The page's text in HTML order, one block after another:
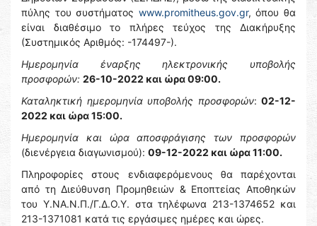
πύλης του συστήματος www.promitheus.gov.gr, όπου θα
είναι διαθέσιμο το πλήρες τεύχος της Διακήρυξης
(Συστημικός Αριθμός: -174497-).
Ημερομηνία έναρξης ηλεκτρονικής υποβολής
προσφορών: 26-10-2022 και ώρα 09:00.
Καταληκτική ημερομηνία υποβολής προσφορών: 02-12-
2022 και ώρα 15:00.
Ημερομηνία και ώρα αποσφράγισης των προσφορών
(διενέργεια διαγωνισμού): 09-12-2022 και ώρα 11:00.
Πληροφορίες στους ενδιαφερόμενους θα παρέχονται
από τη Διεύθυνση Προμηθειών & Εποπτείας Αποθηκών
του Υ.ΝΑ.Ν.Π./Γ.Δ.Ο.Υ. στα τηλέφωνα 213-1374652 και
213-1371081 κατά τις εργάσιμες ημέρες και ώρες.